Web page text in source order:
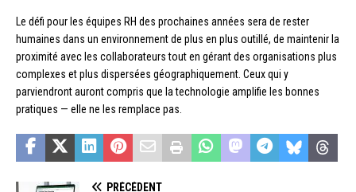
Le défi pour les équipes RH des prochaines années sera de rester
humaines dans un environnement de plus en plus outillé, de maintenir la
proximité avec les collaborateurs tout en gérant des organisations plus
complexes et plus dispersées géographiquement. Ceux qui y
parviendront auront compris que la technologie amplifie les bonnes
pratiques — elle ne les remplace pas.
PRÉCÉDENT